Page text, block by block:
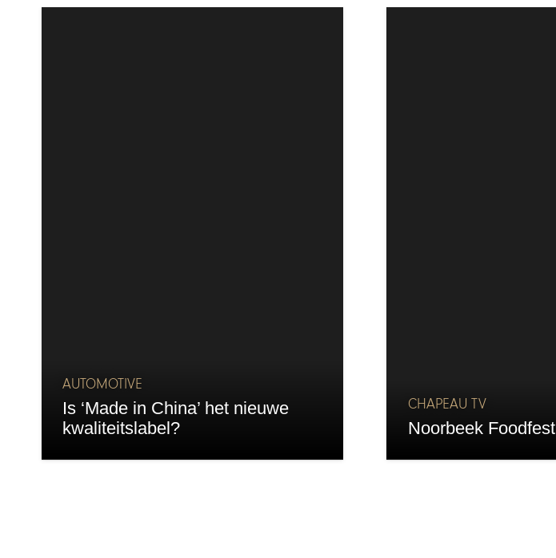
AUTOMOTIVE
Is ‘Made in China’ het nieuwe
kwaliteitslabel?
CHAPEAU TV
Noorbeek Foodfest